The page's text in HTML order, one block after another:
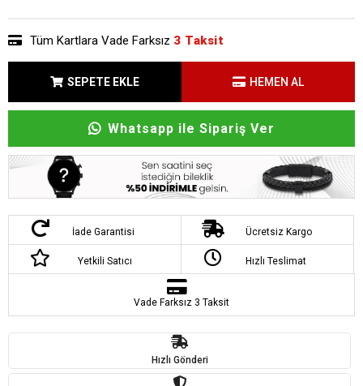
Tüm Kartlara Vade Farksız 3 Taksit
SEPETE EKLE HEMEN AL
Whatsapp ile Sipariş Ver
İade Garantisi Ücretsiz Kargo
Yetkili Satıcı Hızlı Teslimat
Vade Farksız 3 Taksit
Hızlı Gönderi